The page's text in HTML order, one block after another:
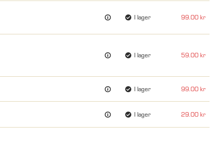
I lager 99.00
I lager 59.00
I lager 99.00
I lager 29.00